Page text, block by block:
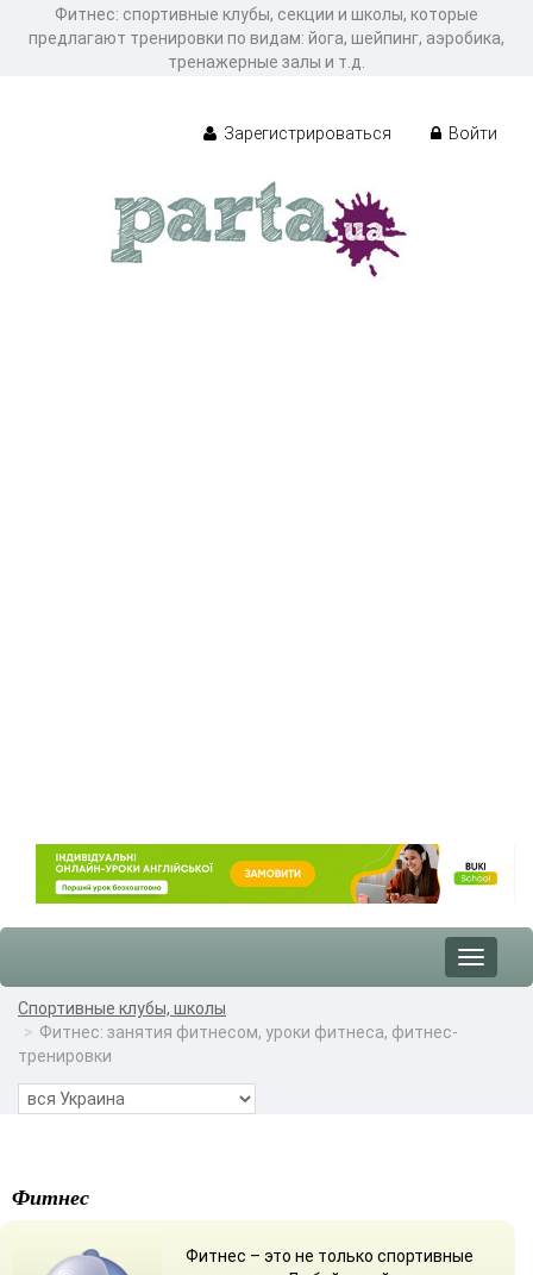
Фитнес: спортивные клубы, секции и школы, которые
предлагают тренировки по видам: йога, шейпинг, аэробика,
тренажерные залы и т.д.
Зарегистрироваться Войти
Toggle
Спортивные клубы, школы
Фитнес: занятия фитнесом, уроки фитнеса, фитнес-
тренировки
Фитнес
Фитнес – это не только спортивные